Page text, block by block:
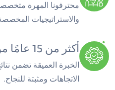
محترفونا المهرة
والاستراتيجيات المخصصة.
أكثر من 15 عامًا من الخبرة في الصناعة
الخبرة العميقة تضمن
الاتجاهات ومثبتة للنجاح.